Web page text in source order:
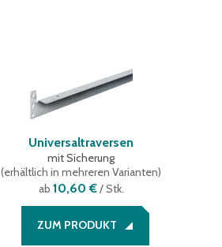
Universaltraversen
mit Sicherung
(erhältlich in mehreren Varianten)
ab 10,60 €/ Stk.
ZUM PRODUKT